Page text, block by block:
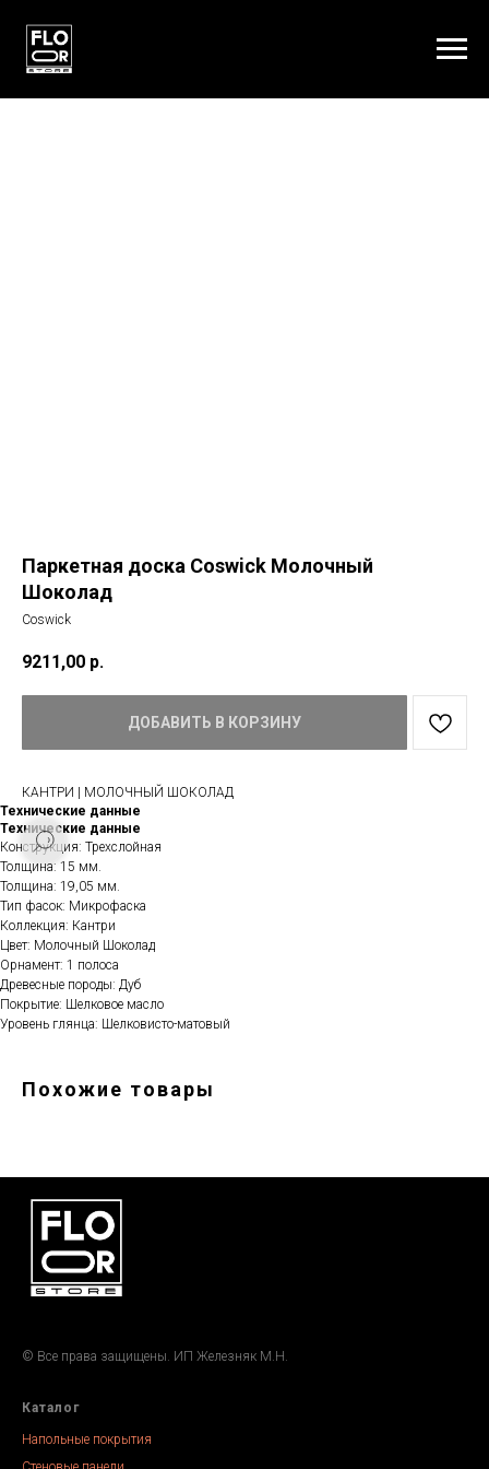
Паркетная доска Coswick Молочный
Шоколад
Coswick
9211,00 р.
ДОБАВИТЬ В КОРЗИНУ
КАНТРИ | МОЛОЧНЫЙ ШОКОЛАД
Технические данные
Технические данные
Конструкция: Трехслойная
Толщина: 15 мм.
Толщина: 19,05 мм.
Тип фасок: Микрофаска
Коллекция: Кантри
Цвет: Молочный Шоколад
Орнамент: 1 полоса
Древесные породы: Дуб
Покрытие: Шелковое масло
Уровень глянца: Шелковисто-матовый
Похожие товары
© Все права защищены. ИП Железняк М.Н.
Каталог
Напольные покрытия